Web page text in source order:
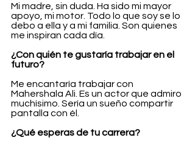
Mi madre, sin duda. Ha sido mi mayor
apoyo, mi motor. Todo lo que soy se lo
debo a ella y a mi familia. Son quienes
me inspiran cada día.
¿Con quién te gustaría trabajar en el
futuro?
Me encantaría trabajar con
Mahershala Ali. Es un actor que admiro
muchísimo. Sería un sueño compartir
pantalla con él.
¿Qué esperas de tu carrera?